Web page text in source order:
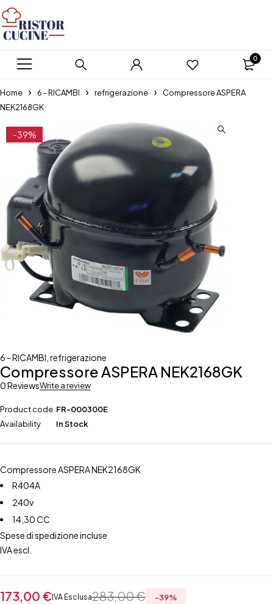
0
Home 6 - RICAMBI refrigerazione
Compressore ASPERA
NEK2168GK
-39%
6 - RICAMBI refrigerazione
Compressore ASPERA NEK2168GK
0 ReviewsWrite a review
Product code FR-000300E
Availability
In Stock
Compressore ASPERA NEK2168GK
R404A
240v
14,30 CC
Spese di spedizione incluse
IVA escl.
283,00€
173,00 € IVA Esclusa -39%